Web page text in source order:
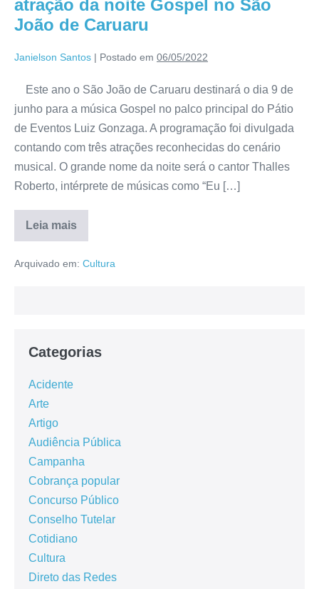
atração da noite Gospel no São
João de Caruaru
Janielson Santos | Postado em 06/05/2022
Este ano o São João de Caruaru destinará o dia 9 de
junho para a música Gospel no palco principal do Pátio
de Eventos Luiz Gonzaga. A programação foi divulgada
contando com três atrações reconhecidas do cenário
musical. O grande nome da noite será o cantor Thalles
Roberto, intérprete de músicas como “Eu […]
Leia mais
Arquivado em: Cultura
Categorias
Acidente
Arte
Artigo
Audiência Pública
Campanha
Cobrança popular
Concurso Público
Conselho Tutelar
Cotidiano
Cultura
Direto das Redes